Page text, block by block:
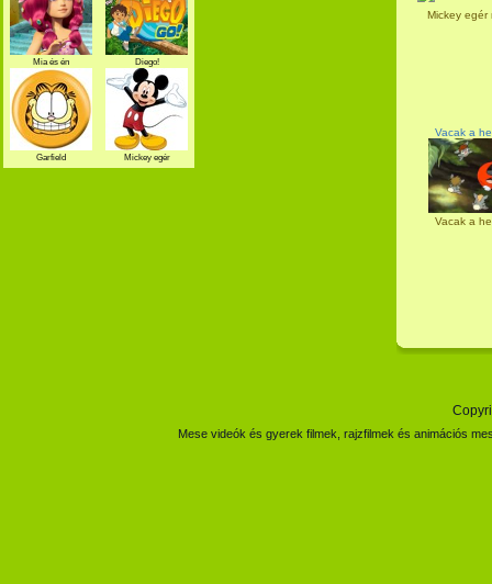
Mickey egér
Vacak a
Vacak a
Mia és én Diego!
Garfield Mickey egér
Mese videók és gyerek filmek, rajzfilmek és animációs